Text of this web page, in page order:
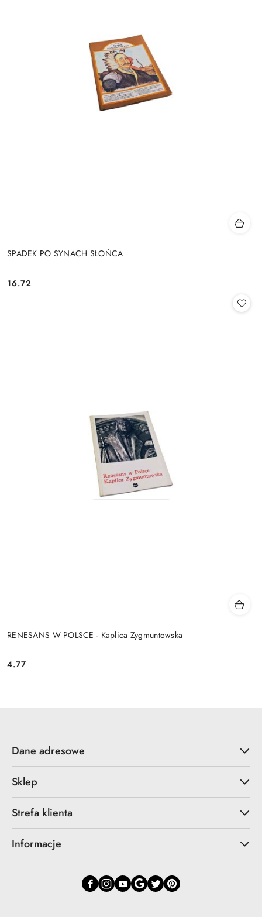
SPADEK PO SYNACH SŁOŃCA
Cena:
16.72
RENESANS W POLSCE - Kaplica Zygmuntowska
Cena:
4.77
Dane adresowe
Sklep
Strefa klienta
Informacje